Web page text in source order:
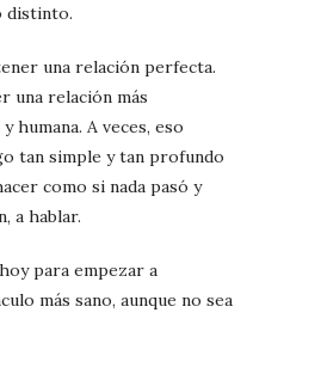
distinto.
una relación perfecta.
una relación más
humana. A veces, eso
tan simple y tan profundo
como si nada pasó y
a hablar.
para empezar a
más sano, aunque no sea